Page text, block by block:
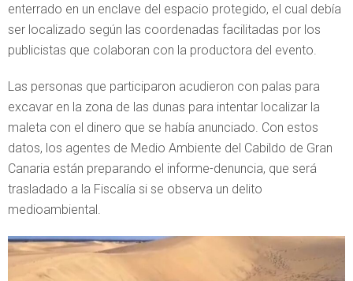
enterrado en un enclave del espacio protegido, el cual debía
ser localizado según las coordenadas facilitadas por los
publicistas que colaboran con la productora del evento.
Las personas que participaron acudieron con palas para
excavar en la zona de las dunas para intentar localizar la
maleta con el dinero que se había anunciado. Con estos
datos, los agentes de Medio Ambiente del Cabildo de Gran
Canaria están preparando el informe-denuncia, que será
trasladado a la Fiscalía si se observa un delito
medioambiental.